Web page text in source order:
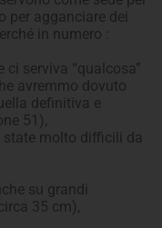
per agganciare dei
in numero :
serviva “qualcosa”
avremmo dovuto
definitiva e
51),
state molto difficili da
su grandi
35 cm),